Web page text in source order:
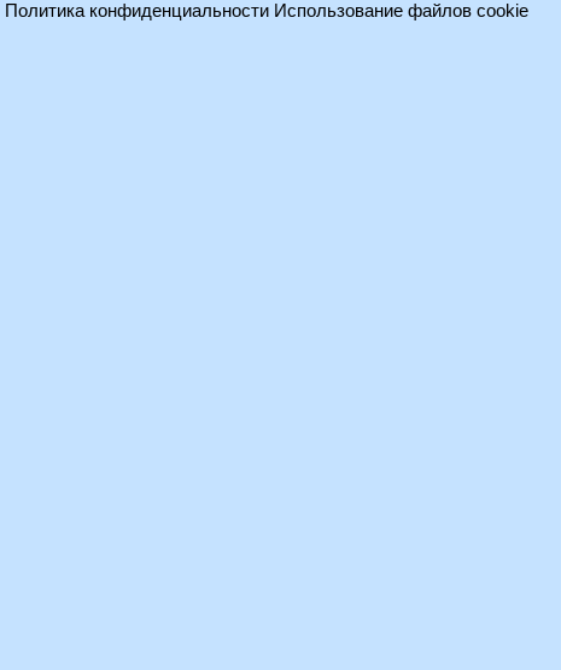
Политика конфиденциальности Использование файлов cookie